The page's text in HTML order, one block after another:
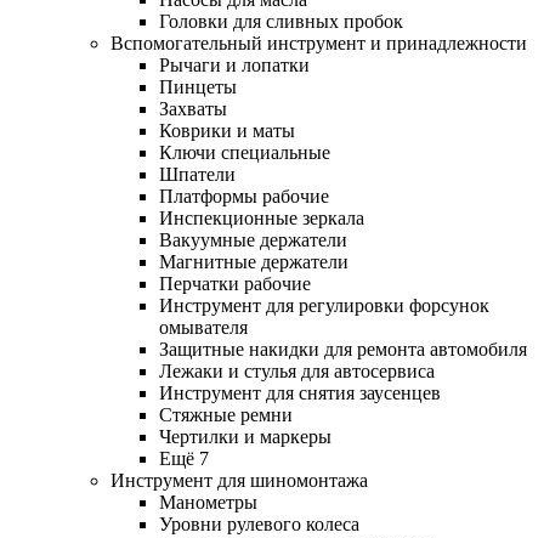
Головки для сливных пробок
Вспомогательный инструмент и принадлежности
Рычаги и лопатки
Пинцеты
Захваты
Коврики и маты
Ключи специальные
Шпатели
Платформы рабочие
Инспекционные зеркала
Вакуумные держатели
Магнитные держатели
Перчатки рабочие
Инструмент для регулировки форсунок
омывателя
Защитные накидки для ремонта автомобиля
Лежаки и стулья для автосервиса
Инструмент для снятия заусенцев
Стяжные ремни
Чертилки и маркеры
Ещё 7
Инструмент для шиномонтажа
Манометры
Уровни рулевого колеса